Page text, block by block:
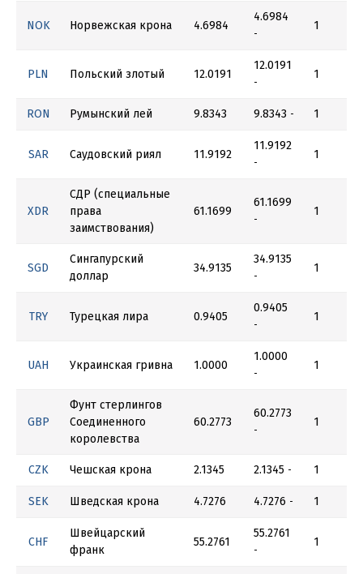
NOK Норвежская крона 4.6984
4.6984
-
1
PLN Польский злотый 12.0191
12.0191
-
1
RON Румынский лей 9.8343 9.8343 - 1
SAR Саудовский риял 11.9192
11.9192
-
1
XDR
СДР (специальные
права
заимствования)
61.1699
61.1699
-
1
SGD
Сингапурский
доллар
34.9135
34.9135
-
1
TRY Турецкая лира 0.9405
0.9405
-
1
UAH Украинская гривна 1.0000
1.0000
-
1
GBP
Фунт стерлингов
Соединенного
королевства
60.2773
60.2773
-
1
CZK Чешская крона 2.1345 2.1345 - 1
SEK Шведская крона 4.7276 4.7276 - 1
CHF
Швейцарский
франк
55.2761
55.2761
-
1